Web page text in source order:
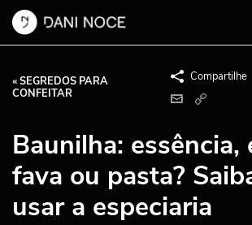
« SEGREDOS PARA
CONFEITAR
Compartilhe
Baunilha: essência,
fava ou pasta?
usar a especiaria